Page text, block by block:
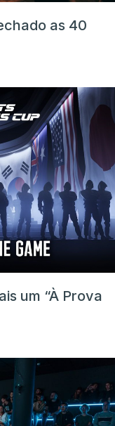
as 40
um “À Prova